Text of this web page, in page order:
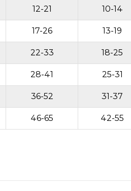
10-14
12-21
13-19
17-26
18-25
22-33
25-31
28-41
31-37
36-52
42-55
46-65